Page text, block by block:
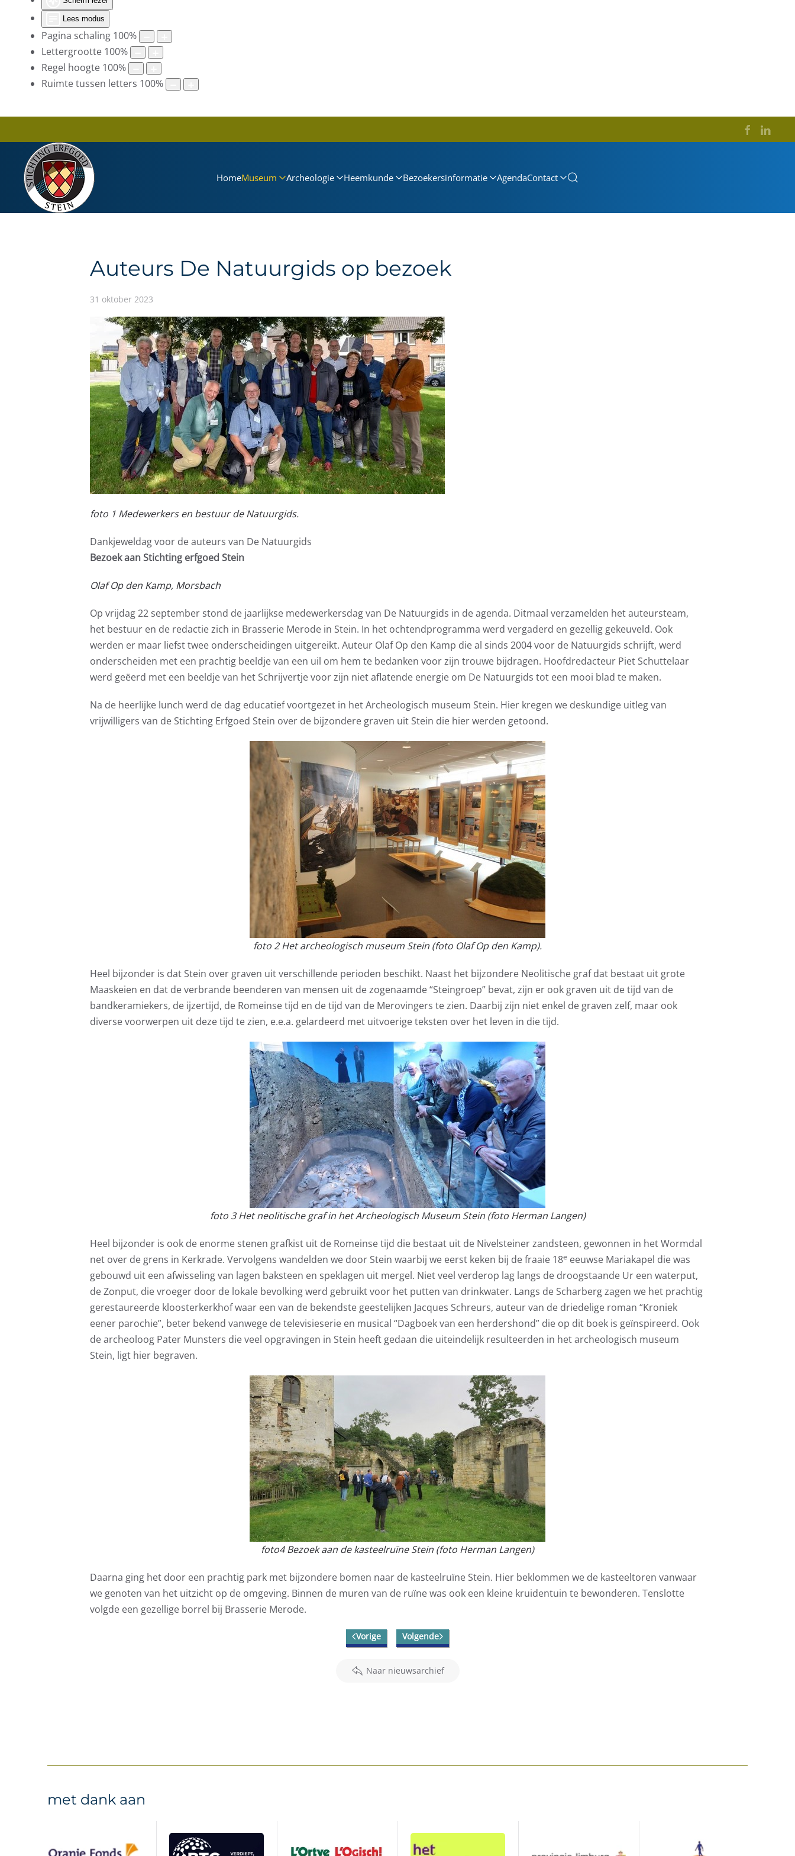
Lees modus
Pagina schaling 100%
Lettergrootte 100%
Regel hoogte 100%
Ruimte tussen letters 100%
HomeMuseum Archeologie Heemkunde Bezoekersinformatie AgendaContact
Auteurs De Natuurgids op bezoek
31 oktober 2023
foto 1 Medewerkers en bestuur de Natuurgids.
Dankjeweldag voor de auteurs van De Natuurgids
Bezoek aan Stichting erfgoed Stein
Olaf Op den Kamp, Morsbach
Op vrijdag 22 september stond de jaarlijkse medewerkersdag van De Natuurgids in de agenda. Ditmaal verzamelden het auteursteam,
het bestuur en de redactie zich in Brasserie Merode in Stein. In het ochtendprogramma werd vergaderd en gezellig gekeuveld. Ook
werden er maar liefst twee onderscheidingen uitgereikt. Auteur Olaf Op den Kamp die al sinds 2004 voor de Natuurgids schrijft, werd
onderscheiden met een prachtig beeldje van een uil om hem te bedanken voor zijn trouwe bijdragen. Hoofdredacteur Piet Schuttelaar
werd geëerd met een beeldje van het Schrijvertje voor zijn niet aflatende energie om De Natuurgids tot een mooi blad te maken.
Na de heerlijke lunch werd de dag educatief voortgezet in het Archeologisch museum Stein. Hier kregen we deskundige uitleg van
vrijwilligers van de Stichting Erfgoed Stein over de bijzondere graven uit Stein die hier werden getoond.
foto 2 Het archeologisch museum Stein (foto Olaf Op den Kamp).
Heel bijzonder is dat Stein over graven uit verschillende perioden beschikt. Naast het bijzondere Neolitische graf dat bestaat uit grote
Maaskeien en dat de verbrande beenderen van mensen uit de zogenaamde “Steingroep” bevat, zijn er ook graven uit de tijd van de
bandkeramiekers, de ijzertijd, de Romeinse tijd en de tijd van de Merovingers te zien. Daarbij zijn niet enkel de graven zelf, maar ook
diverse voorwerpen uit deze tijd te zien, e.e.a. gelardeerd met uitvoerige teksten over het leven in die tijd.
foto 3 Het neolitische graf in het Archeologisch Museum Stein (foto Herman Langen)
Heel bijzonder is ook de enorme stenen grafkist uit de Romeinse tijd die bestaat uit de Nivelsteiner zandsteen, gewonnen in het Wormdal
net over de grens in Kerkrade. Vervolgens wandelden we door Stein waarbij we eerst keken bij de fraaie 18e eeuwse Mariakapel die was
gebouwd uit een afwisseling van lagen baksteen en speklagen uit mergel. Niet veel verderop lag langs de droogstaande Ur een waterput,
de Zonput, die vroeger door de lokale bevolking werd gebruikt voor het putten van drinkwater. Langs de Scharberg zagen we het prachtig
gerestaureerde kloosterkerkhof waar een van de bekendste geestelijken Jacques Schreurs, auteur van de driedelige roman “Kroniek
eener parochie”, beter bekend vanwege de televisieserie en musical “Dagboek van een herdershond” die op dit boek is geïnspireerd. Ook
de archeoloog Pater Munsters die veel opgravingen in Stein heeft gedaan die uiteindelijk resulteerden in het archeologisch museum
Stein, ligt hier begraven.
foto4 Bezoek aan de kasteelruïne Stein (foto Herman Langen)
Daarna ging het door een prachtig park met bijzondere bomen naar de kasteelruïne Stein. Hier beklommen we de kasteeltoren vanwaar
we genoten van het uitzicht op de omgeving. Binnen de muren van de ruïne was ook een kleine kruidentuin te bewonderen. Tenslotte
volgde een gezellige borrel bij Brasserie Merode.
Vorige Volgende
Naar nieuwsarchief
met dank aan